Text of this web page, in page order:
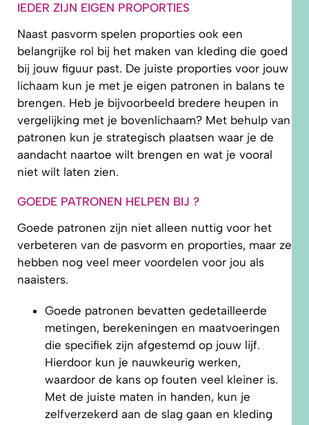
IEDER ZIJN EIGEN PROPORTIES
Naast pasvorm spelen proporties ook een
belangrijke rol bij het maken van kleding die goed
bij jouw figuur past. De juiste proporties voor jouw
lichaam kun je met je eigen patronen in balans te
brengen. Heb je bijvoorbeeld bredere heupen in
vergelijking met je bovenlichaam? Met behulp van
patronen kun je strategisch plaatsen waar je de
aandacht naartoe wilt brengen en wat je vooral
niet wilt laten zien.
GOEDE PATRONEN HELPEN BIJ ?
Goede patronen zijn niet alleen nuttig voor het
verbeteren van de pasvorm en proporties, maar ze
hebben nog veel meer voordelen voor jou als
naaisters.
Goede patronen bevatten gedetailleerde
metingen, berekeningen en maatvoeringen
die specifiek zijn afgestemd op jouw lijf.
Hierdoor kun je nauwkeurig werken,
waardoor de kans op fouten veel kleiner is.
Met de juiste maten in handen, kun je
zelfverzekerd aan de slag gaan en kleding